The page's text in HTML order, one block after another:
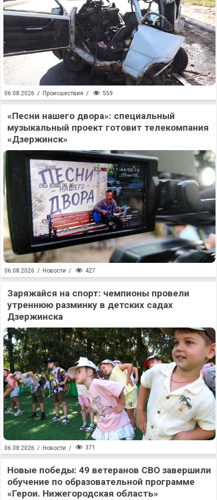
06.08.2026 / Происшествия / 559
«Песни нашего двора»: специальный
музыкальный проект готовит телекомпания
«Дзержинск»
06.08.2026 / Новости / 427
Заряжайся на спорт: чемпионы провели
утреннюю разминку в детских садах
Дзержинска
06.08.2026 / Новости / 371
Новые победы: 49 ветеранов СВО завершили
обучение по образовательной программе
«Герои. Нижегородская область»